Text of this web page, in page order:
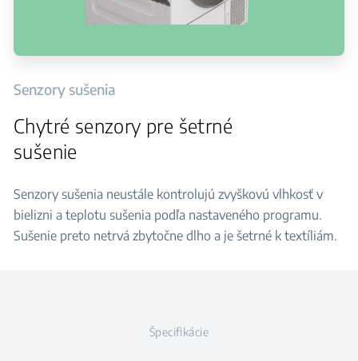
Senzory sušenia
Chytré senzory pre šetrné
sušenie
Senzory sušenia neustále kontrolujú zvyškovú vlhkosť v
bielizni a teplotu sušenia podľa nastaveného programu.
Sušenie preto netrvá zbytočne dlho a je šetrné k textíliám.
Špecifikácie